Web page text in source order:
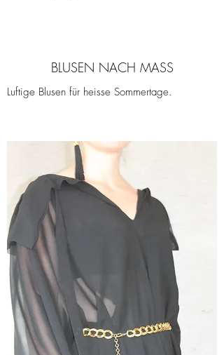
BLUSEN NACH MASS
Luftige Blusen für heisse Sommertage.